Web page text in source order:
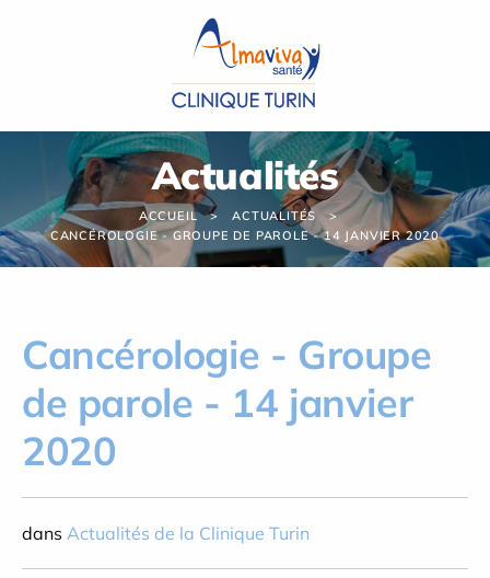
Actualités
ACCUEIL
ACTUALITÉS
CANCÉROLOGIE - GROUPE DE PAROLE - 14 JANVIER 2020
Cancérologie - Groupe
de parole - 14 janvier
2020
dans Actualités de la Clinique Turin
Panneau de gestion des cookies